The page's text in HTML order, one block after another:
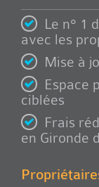
Le n° 1
avec les
Mise à
Espace
ciblées
Frais
en Gironde